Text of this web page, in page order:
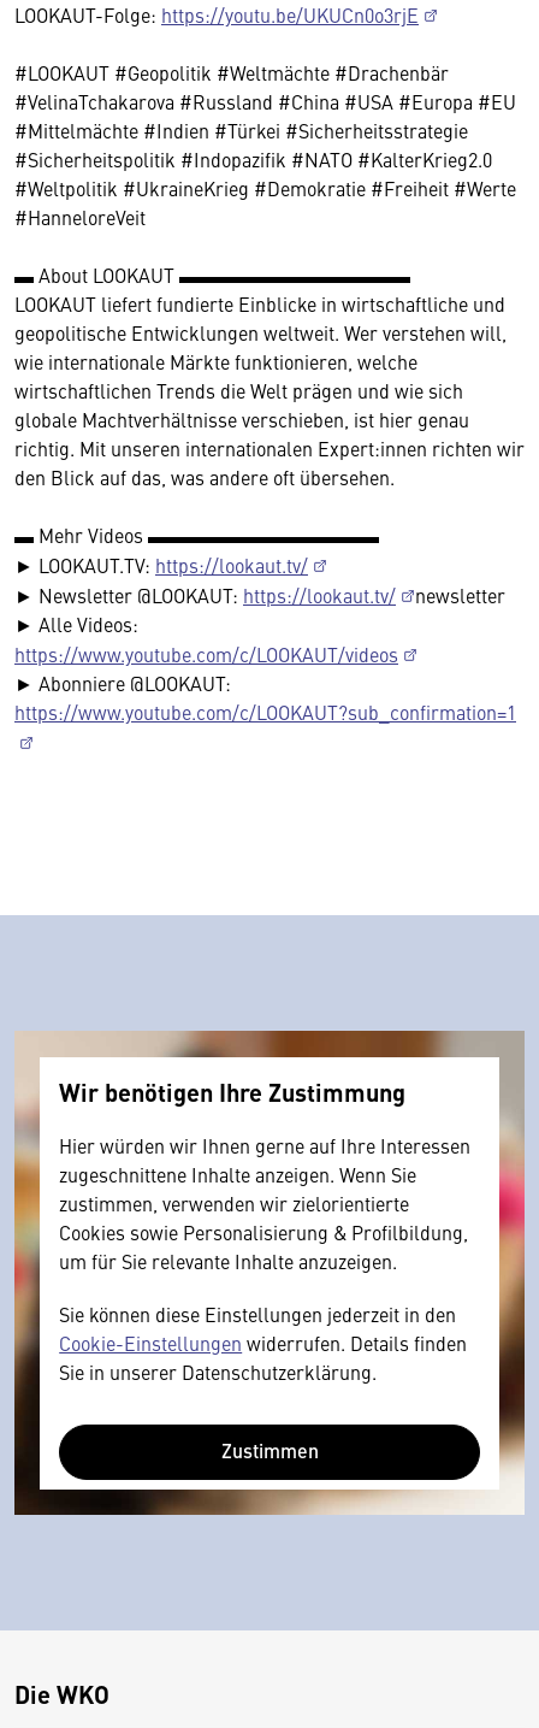
LOOKAUT-Folge: https://youtu.be/UKUCn0o3rjE
#LOOKAUT #Geopolitik #Weltmächte #Drachenbär
#VelinaTchakarova #Russland #China #USA #Europa #EU
#Mittelmächte #Indien #Türkei #Sicherheitsstrategie
#Sicherheitspolitik #Indopazifik #NATO #KalterKrieg2.0
#Weltpolitik #UkraineKrieg #Demokratie #Freiheit #Werte
#HanneloreVeit
▬ About LOOKAUT ▬▬▬▬▬▬▬▬▬▬▬▬
LOOKAUT liefert fundierte Einblicke in wirtschaftliche und
geopolitische Entwicklungen weltweit. Wer verstehen will,
wie internationale Märkte funktionieren, welche
wirtschaftlichen Trends die Welt prägen und wie sich
globale Machtverhältnisse verschieben, ist hier genau
richtig. Mit unseren internationalen Expert:innen richten wir
den Blick auf das, was andere oft übersehen.
▬ Mehr Videos ▬▬▬▬▬▬▬▬▬▬▬▬
► LOOKAUT.TV: https://lookaut.tv/
► Newsletter @LOOKAUT: https://lookaut.tv/
newsletter
► Alle Videos:
https://www.youtube.com/c/LOOKAUT/videos
► Abonniere @LOOKAUT:
https://www.youtube.com/c/LOOKAUT?sub_confirmation=1
Wir benötigen Ihre Zustimmung
Hier würden wir Ihnen gerne auf Ihre Interessen
zugeschnittene Inhalte anzeigen. Wenn Sie
zustimmen, verwenden wir zielorientierte
Cookies sowie Personalisierung & Profilbildung,
um für Sie relevante Inhalte anzuzeigen.
Sie können diese Einstellungen jederzeit in den
Cookie-Einstellungen widerrufen. Details finden
Sie in unserer Datenschutzerklärung.
Zustimmen
Die WKO